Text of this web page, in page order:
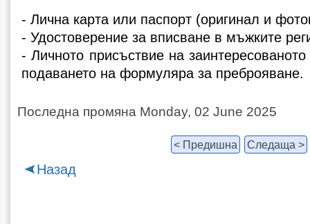
- Лична карта или паспорт (оригинал и
- Удостоверение за вписване в мъжките
- Личното присъствие на
подаването на формуляра за преброяване.
Последна промяна Monday, 02 June 2025
< Предишна Следаща >
Назад